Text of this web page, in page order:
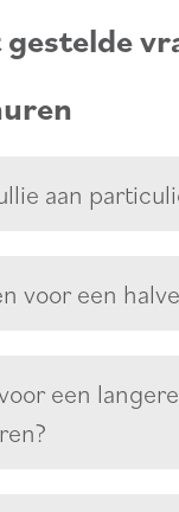
gestelde
aan
voor een
een langere